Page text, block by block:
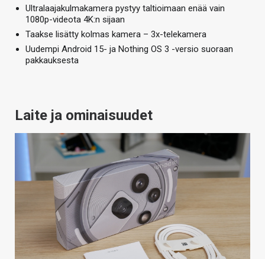
Ultralaajakulmakamera pystyy taltioimaan enää vain
1080p-videota 4K:n sijaan
Taakse lisätty kolmas kamera – 3x-telekamera
Uudempi Android 15- ja Nothing OS 3 -versio suoraan
pakkauksesta
Laite ja ominaisuudet